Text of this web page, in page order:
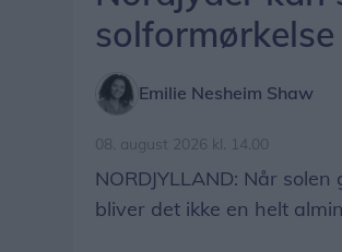
solformørkelse
Emilie Nesheim Shaw
08. august 2026 kl. 14.00
NORDJYLLAND: Når
bliver det ikke en helt